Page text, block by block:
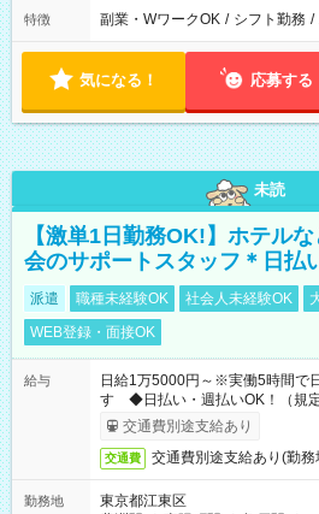
特徴 副業・WワークOK / シフト勤務 /
気になる！ 応募する
未読
【激単1日勤務OK!】ホテル
会のサポートスタッフ＊日払
派遣 職種未経験OK 社会人未経験OK
WEB登録・面接OK
給与
日給1万5000円～※実働5時間で
す ◆日払い・週払いOK！（規
も異なります
交通費別途支給あり
交通費 交通費別途支給あり(勤
勤務地
東京都江東区